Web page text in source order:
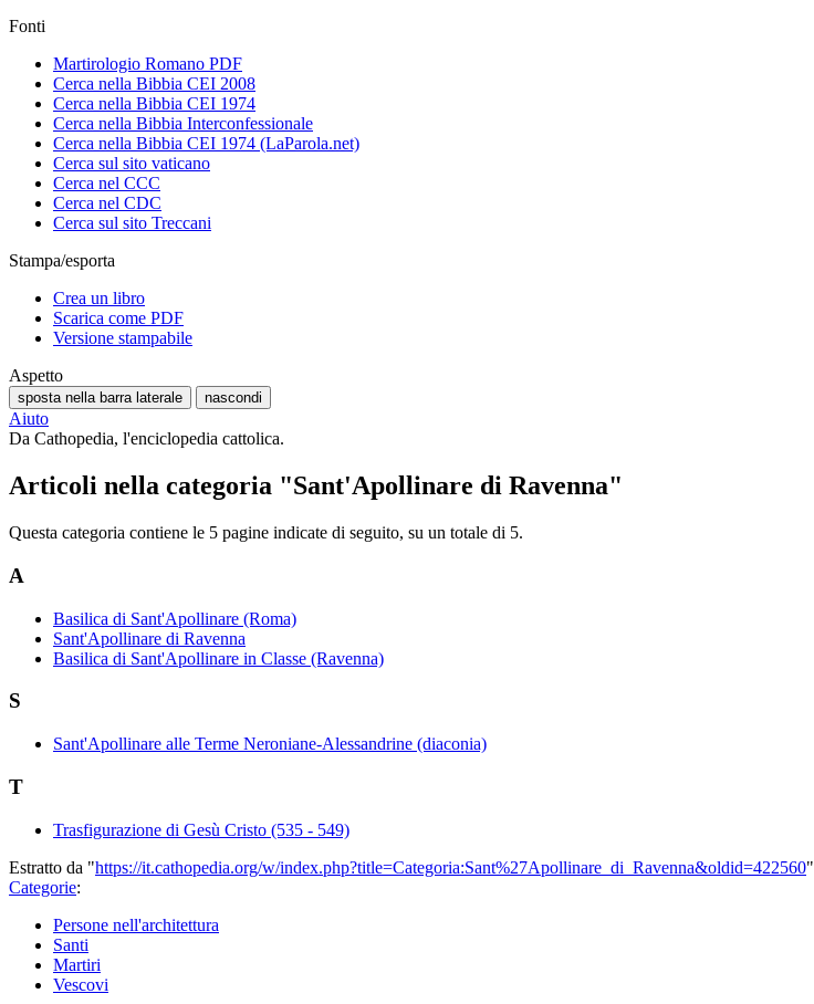
Fonti
Martirologio Romano PDF
Cerca nella Bibbia CEI 2008
Cerca nella Bibbia CEI 1974
Cerca nella Bibbia Interconfessionale
Cerca nella Bibbia CEI 1974 (LaParola.net)
Cerca sul sito vaticano
Cerca nel CCC
Cerca nel CDC
Cerca sul sito Treccani
Stampa/esporta
Crea un libro
Scarica come PDF
Versione stampabile
Aspetto
sposta nella barra laterale nascondi
Aiuto
Da Cathopedia, l'enciclopedia cattolica.
Articoli nella categoria "Sant'Apollinare di Ravenna"
Questa categoria contiene le 5 pagine indicate di seguito, su un totale di 5.
A
Basilica di Sant'Apollinare (Roma)
Sant'Apollinare di Ravenna
Basilica di Sant'Apollinare in Classe (Ravenna)
S
Sant'Apollinare alle Terme Neroniane-Alessandrine (diaconia)
T
Trasfigurazione di Gesù Cristo (535 - 549)
Estratto da "https://it.cathopedia.org/w/index.php?title=Categoria:Sant%27Apollinare_di_Ravenna&oldid=422560"
Categorie:
Persone nell'architettura
Santi
Martiri
Vescovi